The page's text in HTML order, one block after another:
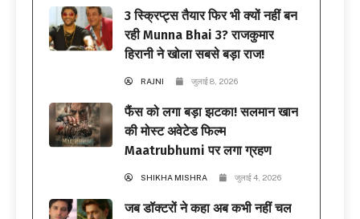
3 स्क्रिप्ट्स तैयार फिर भी क्यों नहीं बन
रही Munna Bhai 3? राजकुमार
हिरानी ने खोला सबसे बड़ा राज!
RAJNI जुलाई 8, 2026
फैंस को लगा बड़ा झटका! सलमान खान
की मोस्ट अवेटेड फिल्म
Maatrubhumi पर लगा ग्रहण
SHIKHA MISHRA जुलाई 4, 2026
जब डॉक्टरों ने कहा अब कभी नहीं चल